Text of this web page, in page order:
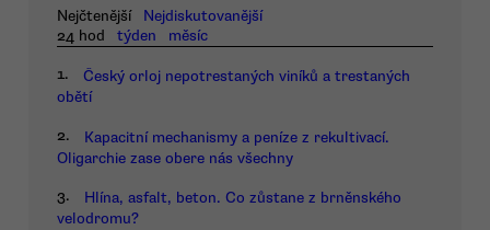
Nejčtenější
Nejdiskutovanější
24 hod
týden měsíc
1.
Český orloj nepotrestaných viníků a trestaných
obětí
2.
Kapacitní mechanismy a peníze z rekultivací.
Oligarchie zase obere nás všechny
3.
Hlína, asfalt, beton. Co zůstane z brněnského
velodromu?